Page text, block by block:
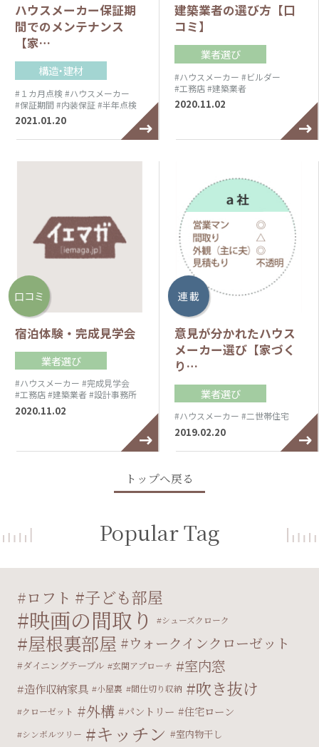
ハウスメーカー保証期
間でのメンテナンス
【家…
構造・建材
#１カ月点検#ハウスメーカー
#保証期間 #内装保証#半年点検
2021.01.20
建築業者の選び方【口
コミ】
業者選び
#ハウスメーカー #ビルダー
#工務店#建築業者
2020.11.02
口コミ
宿泊体験・完成見学会
業者選び
#ハウスメーカー #完成見学会
#工務店#建築業者#設計事務所
2020.11.02
連 載
意見が分かれたハウス
メーカー選び【家づく
り…
業者選び
#ハウスメーカー #二世帯住宅
2019.02.20
トップへ戻る
Popular Tag
ロフト 子ども部屋
映画の間取り シューズクローク
屋根裏部屋 ウォークインクローゼット
ダイニングテーブル 玄関アプローチ 室内窓
造作収納家具 小屋裏 間仕切り収納 吹き抜け
クローゼット 外構 パントリー 住宅ローン
シンボルツリー キッチン
室内物干し